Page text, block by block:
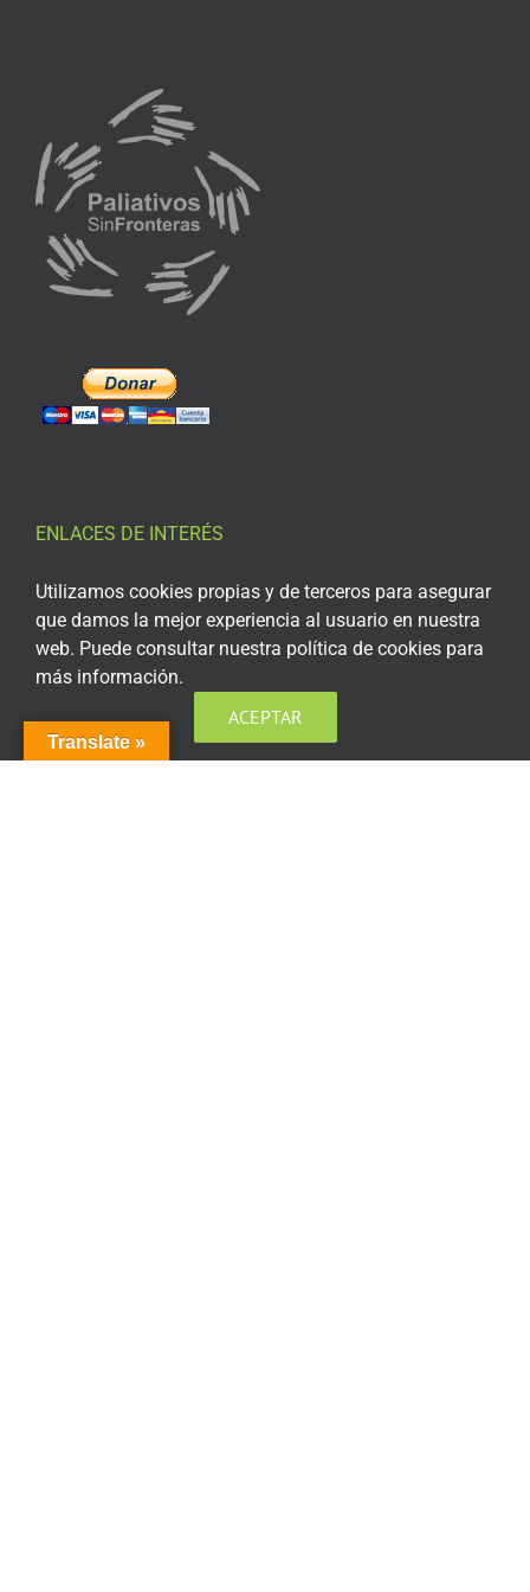
ENLACES DE INTERÉS
Aviso Legal
Política de privacidad
Política de privacidad Redes Sociales
Política de cookies
Translate »
Utilizamos cookies propias y de terceros para asegurar
que damos la mejor experiencia al usuario en nuestra
web. Puede consultar nuestra política de cookies para
más información.
ACEPTAR